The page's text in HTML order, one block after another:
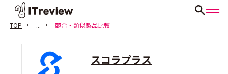
TOP ... 競合・類似製品比較
スコラプラス